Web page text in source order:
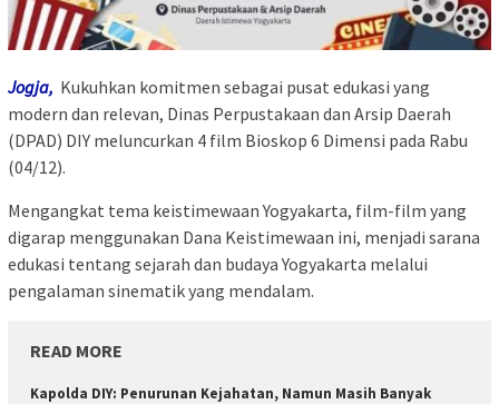
Jogja, Kukuhkan komitmen sebagai pusat edukasi yang
modern dan relevan, Dinas Perpustakaan dan Arsip Daerah
(DPAD) DIY meluncurkan 4 film Bioskop 6 Dimensi pada Rabu
(04/12).
Mengangkat tema keistimewaan Yogyakarta, film-film yang
digarap menggunakan Dana Keistimewaan ini, menjadi sarana
edukasi tentang sejarah dan budaya Yogyakarta melalui
pengalaman sinematik yang mendalam.
READ MORE
Kapolda DIY: Penurunan Kejahatan, Namun Masih Banyak